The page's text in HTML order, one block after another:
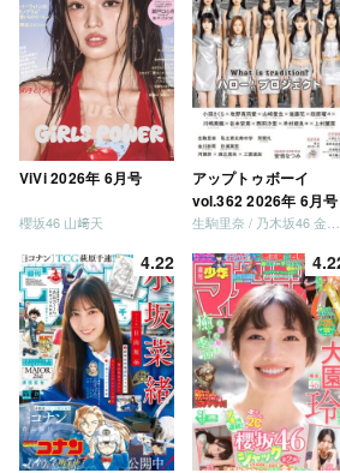
ViVi 2026年 6月号
櫻坂46 山﨑天
アップトゥボーイ
vol.362 2026年 6月号
4.22